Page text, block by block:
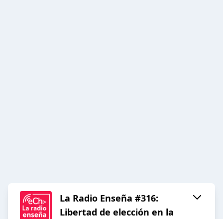
La Radio Enseña #316:
Libertad de elección en la